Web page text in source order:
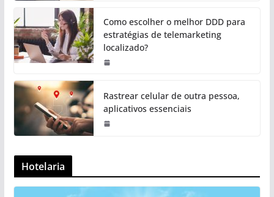
Como escolher o melhor DDD para
estratégias de telemarketing
localizado?
Rastrear celular de outra pessoa,
aplicativos essenciais
Hotelaria